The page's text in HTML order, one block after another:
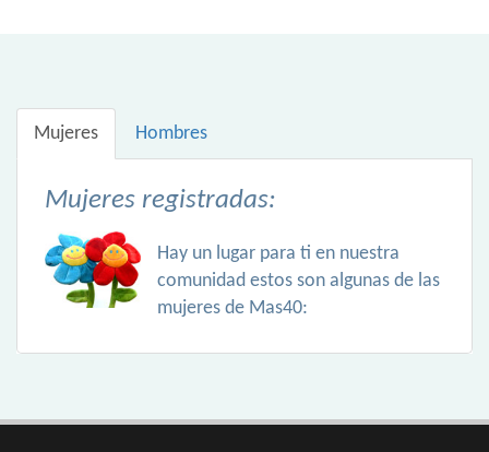
Mujeres Hombres
Mujeres registradas:
Hay un lugar para ti en nuestra
comunidad estos son algunas de las
mujeres de Mas40: